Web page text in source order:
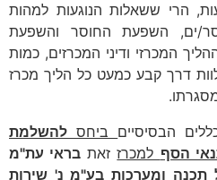
הרי ששאלות הנוגעות למהות
ים, השפעת החוסר והשפעת
המכרזי ודיני המכרזים, כמות
דרך קבע כמעט כל הליך מכרז
הבסיסיים ביחס להשלמת
הסף למכרזזאת בראי עת"מ
46947-09-17 יעל תכנה ומערכות בע"מ נ' שירות